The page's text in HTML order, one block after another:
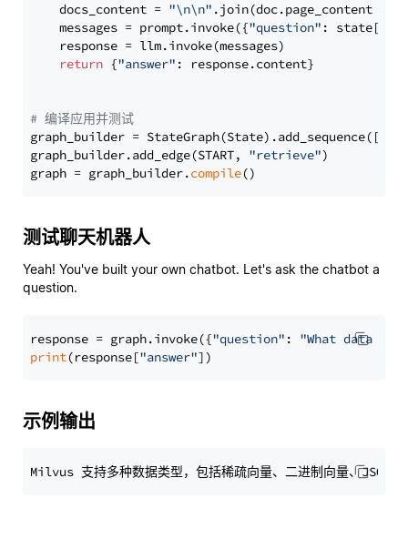
    docs_content =
"\n\n" .join(doc.page_content
    messages = prompt.invoke({
"question" : state[
    response = llm.invoke(messages)
return {"answer" : response.content}
# 编译应用并测试
graph_builder =
graph_builder.add_edge(START, "retrieve")
graph = graph_builder.compile
测试聊天机器人
Yeah! You've built your own chatbot. Let's ask the chatbot a
question.
response = graph.invoke({"question" : "What data
print(response["answer"
示例输出